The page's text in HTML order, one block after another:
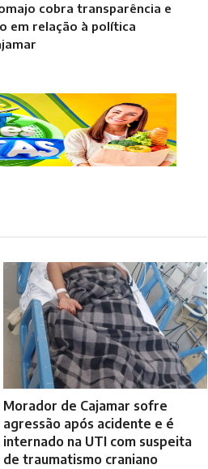
cobra transparência e
em relação à política
Morador de Cajamar sofre
agressão após acidente e é
internado na UTI com suspeita
de traumatismo craniano